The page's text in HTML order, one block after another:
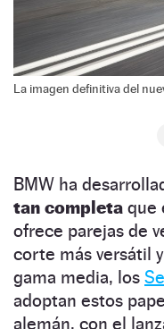
La imagen definitiva del
BMW ha
tan completa que
ofrece parejas de
corte más versátil
gama media, los
adoptan estos
alemán, con el